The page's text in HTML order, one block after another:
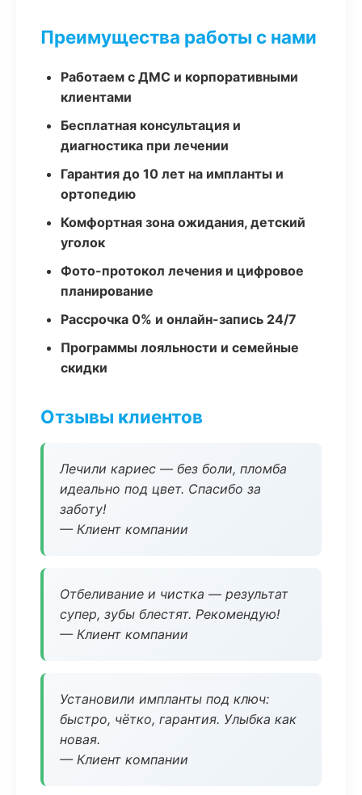
Преимущества работы с нами
Работаем с ДМС и корпоративными
клиентами
Бесплатная консультация и
диагностика при лечении
Гарантия до 10 лет на импланты и
ортопедию
Комфортная зона ожидания, детский
уголок
Фото-протокол лечения и цифровое
планирование
Рассрочка 0% и онлайн-запись 24/7
Программы лояльности и семейные
скидки
Отзывы клиентов
Лечили кариес — без боли, пломба
идеально под цвет. Спасибо за
заботу!
— Клиент компании
Отбеливание и чистка — результат
супер, зубы блестят. Рекомендую!
— Клиент компании
Установили импланты под ключ:
быстро, чётко, гарантия. Улыбка как
новая.
— Клиент компании